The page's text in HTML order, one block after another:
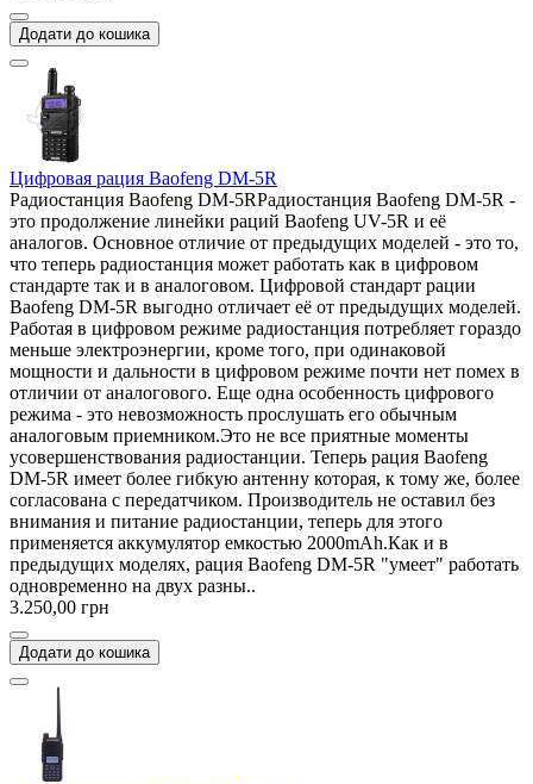
Додати до кошика
Цифровая рация Baofeng DM-5R
Радиостанция Baofeng DM-5RРадиостанция Baofeng DM-5R -
это продолжение линейки раций Baofeng UV-5R и её
аналогов. Основное отличие от предыдущих моделей - это то,
что теперь радиостанция может работать как в цифровом
стандарте так и в аналоговом. Цифровой стандарт рации
Baofeng DM-5R выгодно отличает её от предыдущих моделей.
Работая в цифровом режиме радиостанция потребляет гораздо
меньше электроэнергии, кроме того, при одинаковой
мощности и дальности в цифровом режиме почти нет помех в
отличии от аналогового. Еще одна особенность цифрового
режима - это невозможность прослушать его обычным
аналоговым приемником.Это не все приятные моменты
усовершенствования радиостанции. Теперь рация Baofeng
DM-5R имеет более гибкую антенну которая, к тому же, более
согласована с передатчиком. Производитель не оставил без
внимания и питание радиостанции, теперь для этого
применяется аккумулятор емкостью 2000mAh.Как и в
предыдущих моделях, рация Baofeng DM-5R "умеет" работать
одновременно на двух разны..
3.250,00 грн
Додати до кошика